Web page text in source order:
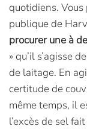
quotidiens. Vous
publique de
procurer une à
» qu’il s’agisse
de laitage. En
certitude de
même temps, il
l’excès de sel